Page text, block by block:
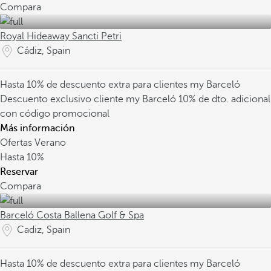
Compara
Royal Hideaway Sancti Petri
Cádiz, Spain
Hasta 10% de descuento extra para clientes my Barceló
Descuento exclusivo cliente my Barceló 10% de dto. adicional
con código promocional
Más información
Ofertas Verano
Hasta 10%
Reservar
Compara
Barceló Costa Ballena Golf & Spa
Cadiz, Spain
Hasta 10% de descuento extra para clientes my Barceló